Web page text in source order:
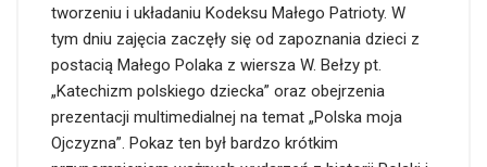
tworzeniu i układaniu Kodeksu Małego Patrioty. W
tym dniu zajęcia zaczęły się od zapoznania dzieci z
postacią Małego Polaka z wiersza W. Bełzy pt.
„Katechizm polskiego dziecka” oraz obejrzenia
prezentacji multimedialnej na temat „Polska moja
Ojczyzna”. Pokaz ten był bardzo krótkim